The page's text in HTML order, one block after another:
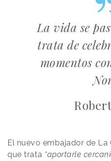
La vida se
trata de
momentos
El nuevo embajador de
que trata “aportarle